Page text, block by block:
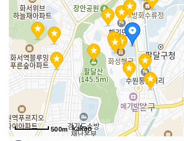
이용요금
[개인]
- 일반 4,000원
- 청소년, 군인 2,000원
- 어린이 1,000원
[단체]
- 일반 2,000원
- 청소년, 군인 1,000원
- 어린이 단체 할인 없음
※ 무료
- 7세 미만 / 65세 이상
500m